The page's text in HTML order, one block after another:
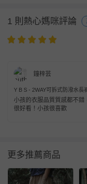
1 則熱心媽咪評論
鐘梓芸
Y B S - 2WAY可拆式防潑水長
綠色
小孩的衣服品質質感都不錯
很好看！小孩很喜歡
更多推薦商品